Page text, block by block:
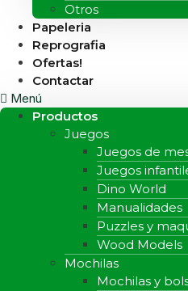
Otros
Papeleria
Reprografia
Ofertas!
Contactar
Menú
Productos
Juegos
Juegos de
Juegos
Dino World
Manualidades
Puzzles y
Wood Models
Mochilas
Mochilas y